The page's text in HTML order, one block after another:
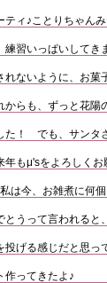
ィ♪ことりちゃん
習いっぱいしてき
れないように、お
からも、ずっと花
た！ でも、サン
もμ'sをよろしくお
は今、お雑煮に何
うって言われると
げる感じだと思っ
作ってきたよ♪